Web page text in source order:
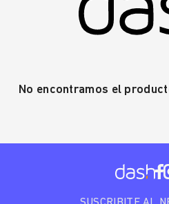
No encontramos el